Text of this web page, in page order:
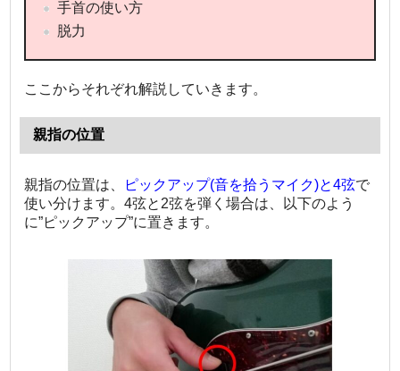
手首の使い方
脱力
ここからそれぞれ解説していきます。
親指の位置
親指の位置は、 ピックアップ(音を拾うマイク)と4弦で
使い分けます。4弦と2弦を弾く場合は、以下のよう
に”ピックアップ”に置きます。